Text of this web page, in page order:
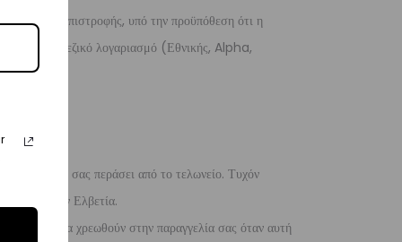
της επιστροφής, υπό την προϋπόθεση ότι η
σε ένα τραπεζικό λογαριασμό (Εθνικής, Alpha,
παραγγελία σας περάσει από το τελωνείο. Τυχόν
και την Ελβετία.
να χρεωθούν στην παραγγελία σας όταν αυτή